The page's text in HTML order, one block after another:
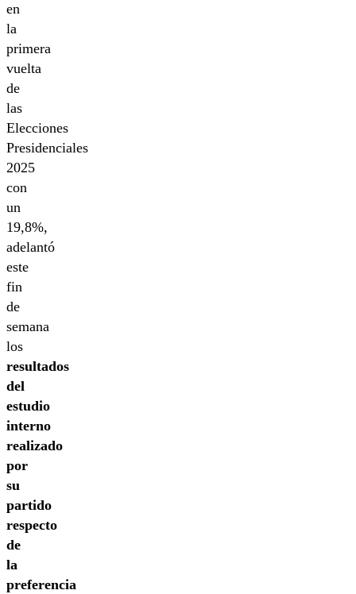
en
la
primera
vuelta
de
las
Elecciones
Presidenciales
2025
con
un
19,8%,
adelantó
este
fin
de
semana
los
resultados
del
estudio
interno
realizado
por
su
partido
respecto
de
la
preferencia